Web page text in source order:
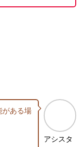
アシスタ
がある場